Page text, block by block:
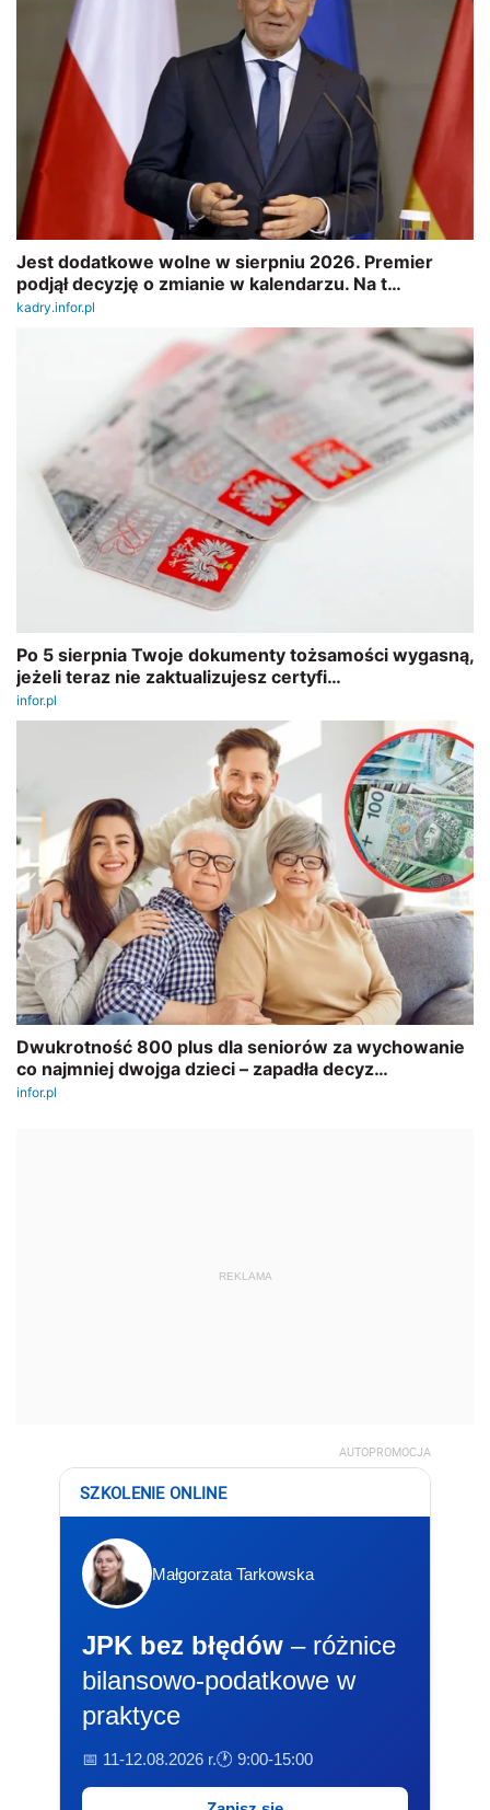
REKLAMA
AUTOPROMOCJA
SZKOLENIE ONLINE
Małgorzata Tarkowska
JPK bez błędów – różnice
bilansowo-podatkowe w
praktyce
📅 11-12.08.2026 r.🕐 9:00-15:00